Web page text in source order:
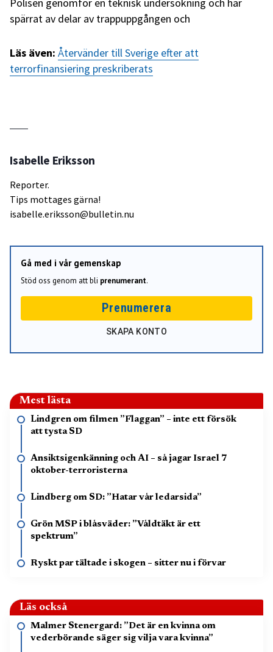
spärrat av delar av trappuppgången och
Läs även: Återvänder till Sverige efter att
terrorfinansiering preskriberats
Isabelle Eriksson
Reporter.
Tips mottages gärna!
isabelle.eriksson@bulletin.nu
Gå med i vår gemenskap
Stöd oss genom att bli prenumerant.
Prenumerera
SKAPA KONTO
Mest lästa
Lindgren om filmen ”Flaggan” – inte ett försök
att tysta SD
Ansiktsigenkänning och AI – så jagar Israel 7
oktober-terroristerna
Lindberg om SD: ”Hatar vår ledarsida”
Grön MSP i blåsväder: ”Våldtäkt är ett
spektrum”
Ryskt par tältade i skogen – sitter nu i förvar
Läs också
Malmer Stenergard: ”Det är en kvinna om
vederbörande säger sig vilja vara kvinna”